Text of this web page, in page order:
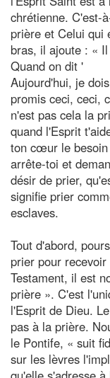
chrétienne. C'est-
prière et Celui qui
bras, il ajoute : «
Quand on dit '
Aujourd'hui, je
promis ceci, ceci,
n'est pas cela la
quand l'Esprit
ton cœur le
arrête-toi et
désir de prier,
signifie prier
esclaves.
Tout d'abord,
prier pour
Testament, il est
prière ». C'est
l'Esprit de Dieu.
pas à la prière.
le Pontife, « suit
sur les lèvres